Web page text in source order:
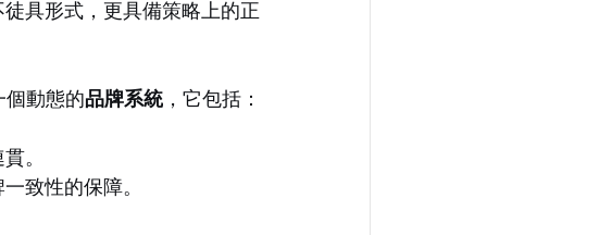
徒具形式，更具備策略上的正
個動態的品牌系統 ，它包括：
。
致性的保障。